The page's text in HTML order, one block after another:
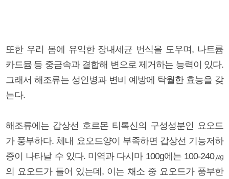
또한 우리 몸에 유익한 장내세균 번식을 도우며, 나트륨
카드뮴 등 중금속과 결합해 변으로 제거하는 능력이 있다.
그래서 해조류는 성인병과 변비 예방에 탁월한 효능을 갖
는다.
해조류에는 갑상선 호르몬 티록신의 구성성분인 요오드
가 풍부하다. 체내 요오드양이 부족하면 갑상선 기능저하
증이 나타날 수 있다. 미역과 다시마 100g에는 100-240㎍
의 요오드가 들어 있는데, 이는 채소 중 요오드가 풍부한